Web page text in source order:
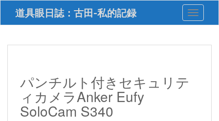
i
道具眼日誌：古田-私的記録 Toggle
パンチルト付きセキュリテ
ィカメラAnker Eufy
SoloCam S340